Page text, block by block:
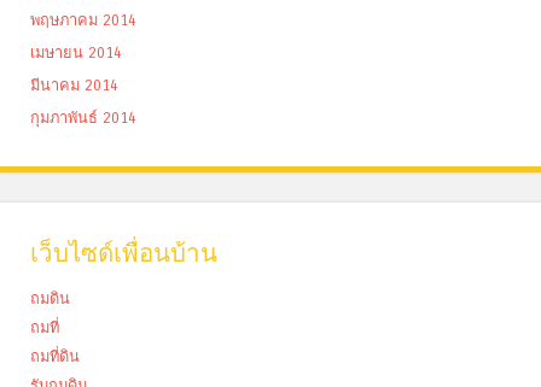
พฤษภาคม 2014
เมษายน 2014
มีนาคม 2014
กุมภาพันธ์ 2014
เว็บไซด์เพื่อนบ้าน
ถมดิน
ถมที่
ถมที่ดิน